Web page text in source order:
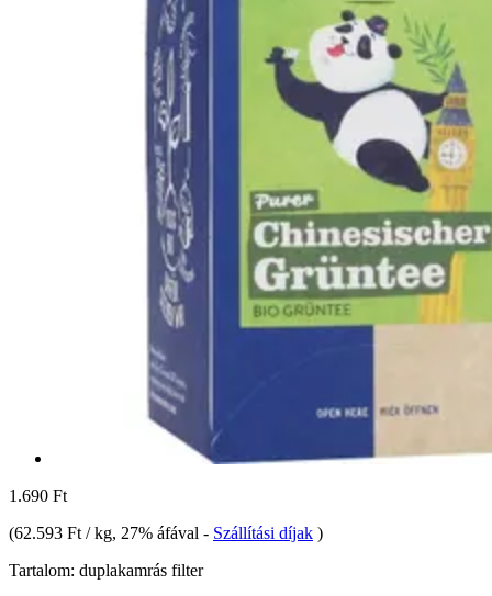
1.690 Ft
(62.593 Ft / kg, 27% áfával - Szállítási díjak )
Tartalom: duplakamrás filter